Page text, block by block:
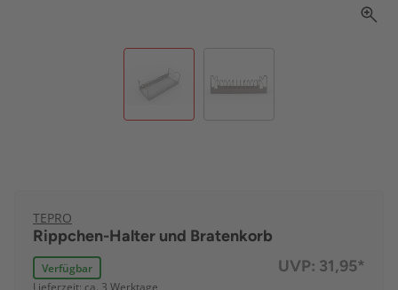
TEPRO
Rippchen-Halter und Bratenkorb
Verfügbar
UVP: 31,95*